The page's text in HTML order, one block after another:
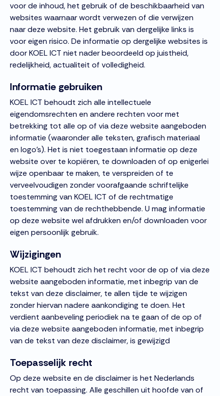
voor de inhoud, het gebruik of de beschikbaarheid van
websites waarnaar wordt verwezen of die verwijzen
naar deze website. Het gebruik van dergelijke links is
voor eigen risico. De informatie op dergelijke websites is
door KOEL ICT niet nader beoordeeld op juistheid,
redelijkheid, actualiteit of volledigheid.
Informatie gebruiken
KOEL ICT behoudt zich alle intellectuele
eigendomsrechten en andere rechten voor met
betrekking tot alle op of via deze website aangeboden
informatie (waaronder alle teksten, grafisch materiaal
en logo’s). Het is niet toegestaan informatie op deze
website over te kopiëren, te downloaden of op enigerlei
wijze openbaar te maken, te verspreiden of te
verveelvoudigen zonder voorafgaande schriftelijke
toestemming van KOEL ICT of de rechtmatige
toestemming van de rechthebbende. U mag informatie
op deze website wel afdrukken en/of downloaden voor
eigen persoonlijk gebruik.
Wijzigingen
KOEL ICT behoudt zich het recht voor de op of via deze
website aangeboden informatie, met inbegrip van de
tekst van deze disclaimer, te allen tijde te wijzigen
zonder hiervan nadere aankondiging te doen. Het
verdient aanbeveling periodiek na te gaan of de op of
via deze website aangeboden informatie, met inbegrip
van de tekst van deze disclaimer, is gewijzigd
Toepasselijk recht
Op deze website en de disclaimer is het Nederlands
recht van toepassing. Alle geschillen uit hoofde van of